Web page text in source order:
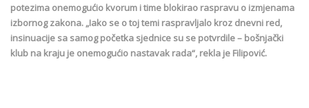
potezima onemogućio kvorum i time blokirao raspravu o izmjenama
izbornog zakona. „Iako se o toj temi raspravljalo kroz dnevni red,
insinuacije sa samog početka sjednice su se potvrdile – bošnjački
klub na kraju je onemogućio nastavak rada“, rekla je Filipović.